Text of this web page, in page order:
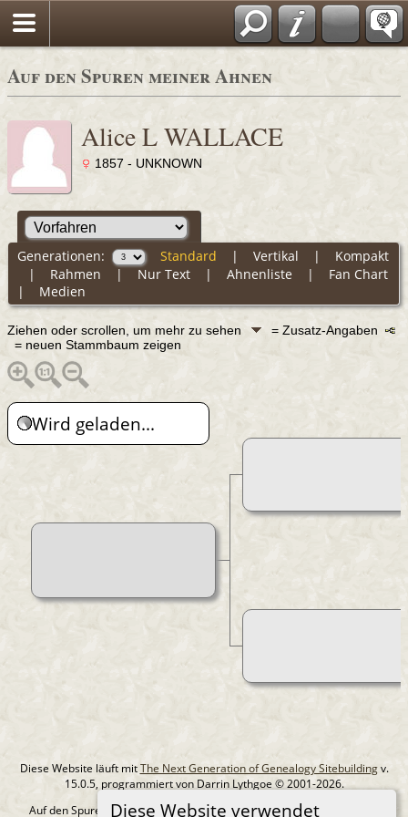
Auf den Spuren meiner Ahnen
Diese Website verwendet
Alice L WALLACE
1857 - UNKNOWN
Generationen: Standard | Vertikal | Kompakt
| Rahmen | Nur Text| Ahnenliste | Fan Chart
| Medien
Ziehen oder scrollen, um mehr zu sehen
= Zusatz-Angaben
= neuen Stammbaum zeigen
Wird geladen...
Diese Website läuft mitThe Next Generation of Genealogy Sitebuildingv.
15.0.5, programmiert von Darrin Lythgoe © 2001-2026.
Auf den Spuren meiner Ahnen - erstellt und betreut vonMIchael Klein